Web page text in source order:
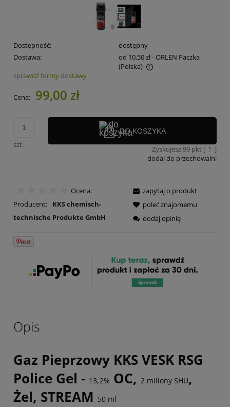
Dostępność:
dostępny
Dostawa:
od 10,50 zł- ORLEN Paczka
(Polska)
Cena nie zawiera ewentualnych kosztów płatności
sprawdź formy dostawy
Cena: 99,00 zł
szt.
DO KOSZYKA
Zyskujesz 99pkt [ ? ]
dodaj do przechowalni
Ocena:
Producent:
KKS chemisch-
technische Produkte GmbH
zapytaj o produkt
poleć znajomemu
dodaj opinię
Opis
Gaz Pieprzowy KKS VESK RSG
Police Gel - 13,2% OC,2 miliony SHU,
Żel, STREAM 50 ml